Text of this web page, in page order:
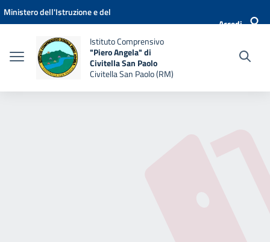
Vai ai contenuti
Vai al menu di navigazione
Vai al footer
Ministero dell'Istruzione e del
Accedi
Istituto Comprensivo
"Piero Angela" di
Civitella San Paolo
Civitella San Paolo (RM)